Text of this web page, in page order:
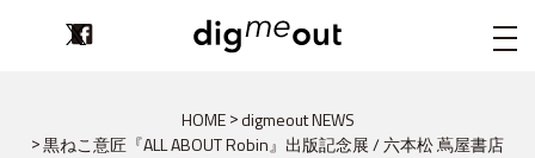
digmeout
HOME
digmeout NEWS
黒ねこ意匠『ALL ABOUT Robin』出版記念展 / 六本松 蔦屋書店